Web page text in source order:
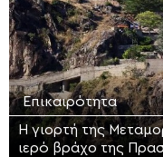
Επικαιρότητα
Η γιορτή της
ιερό βράχο της